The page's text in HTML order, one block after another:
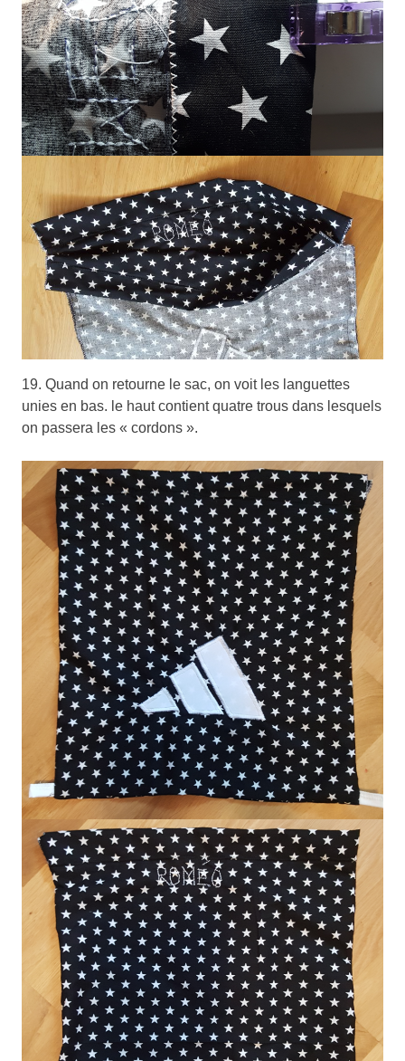
19. Quand on retourne le sac, on voit les languettes
unies en bas. le haut contient quatre trous dans lesquels
on passera les « cordons ».